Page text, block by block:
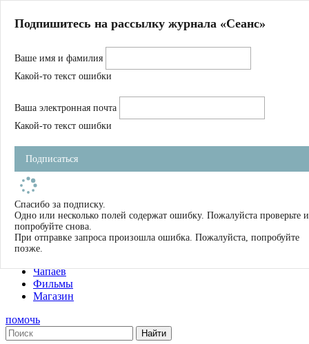
Магазин
Журнал
Школа
Устав
Фильмы
Имена
Тэги
О нас
Журнал
Книги
Чапаев
Фильмы
Магазин
помочь
Подпишитесь на рассылку журнала «Сеанс»
Ваше имя и фамилия
Какой-то текст ошибки
Ваша электронная почта
Какой-то текст ошибки
Подписаться
Спасибо за подписку.
Одно или несколько полей содержат ошибку. Пожалуйста проверьте и
попробуйте снова.
При отправке запроса произошла ошибка. Пожалуйста, попробуйте
позже.